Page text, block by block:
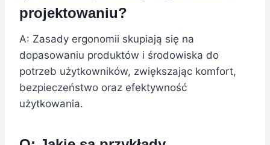
projektowaniu?
A: Zasady ergonomii skupiają się na
dopasowaniu produktów i środowiska do
potrzeb użytkowników, zwiększając komfort,
bezpieczeństwo oraz efektywność
użytkowania.